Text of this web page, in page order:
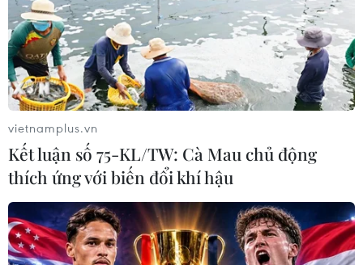
vietnamplus.vn
Kết luận số 75-KL/TW: Cà Mau chủ động
thích ứng với biến đổi khí hậu